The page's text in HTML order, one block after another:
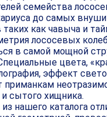
семейства
до самых
как чавыча и
лососевых
в самой мощной
цвета,
эффект
приманкам
и сытого хищника.
нашего каталога